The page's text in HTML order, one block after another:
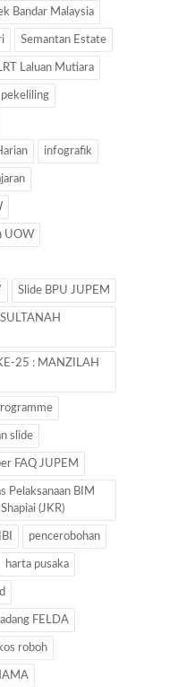
Bandar Malaysia
Semantan Estate
Laluan Mutiara
pekeliling
infografik
UOW
Slide BPU JUPEM
25 : MANZILAH
slide
FAQ JUPEM
Pelaksanaan BIM
(JKR)
pencerobohan
harta pusaka
ladang FELDA
kos roboh